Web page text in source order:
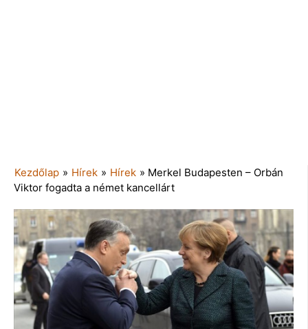
Kezdőlap » Hírek » Hírek » Merkel Budapesten – Orbán
Viktor fogadta a német kancellárt